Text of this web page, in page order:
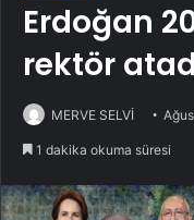
Erdoğan
rektör
MERVE SELVİ
1 dakika okuma süresi